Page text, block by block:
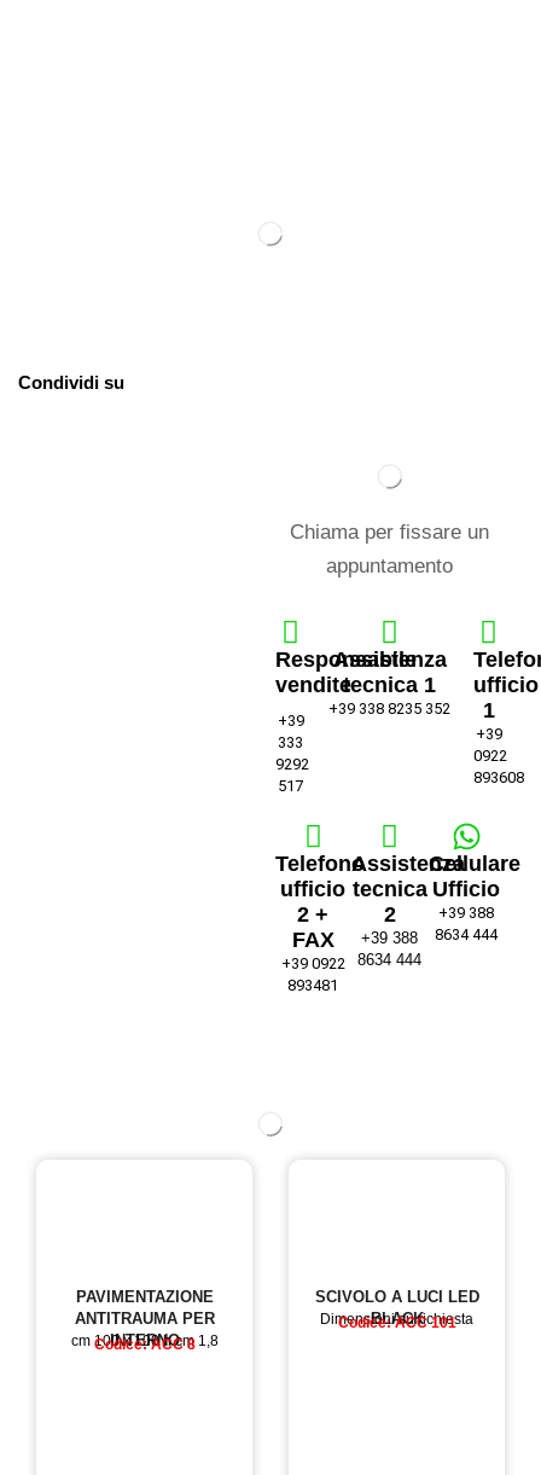
Condividi su
Chiama per fissare un
appuntamento
Responsabile
vendite
+39
333
9292
517
Assistenza
tecnica 1
+39 338 8235 352
ufficio
1
+39
0922
893608
Telefono
ufficio
2 +
FAX
+39 0922
893481
Assistenza
tecnica
2
+39 388
8634 444
Cellulare
Ufficio
+39 388
8634 444
PAVIMENTAZIONE
ANTITRAUMA PER
INTERNO
cm 100 x 100 h cm 1,8
Codice: ACC 8
SCIVOLO A LUCI LED
BLACK
Dimensioni su richiesta
Codice: ACC 101